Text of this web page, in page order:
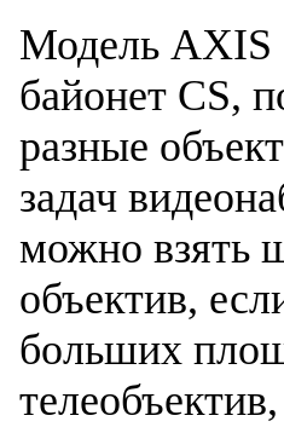
Модель AXIS
байонет CS,
разные
задач
можно взять
объектив,
больших